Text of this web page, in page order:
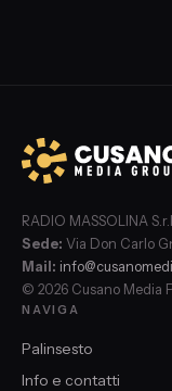
RADIO MASSOLINA
Sede: Via Don Carlo
Mail:
© 2026 Cusano Media
NAVIGA
Palinsesto
Info e contatti